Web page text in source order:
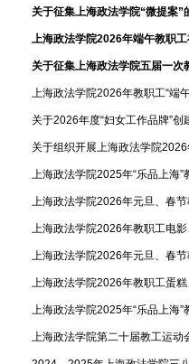
关于征集上海政法学院“微提案”
上海政法学院2026年端午教职
关于征集上海政法学院五届一次
上海政法学院2026年教职工“端
关于2026年度“妇女工作品牌”创
关于组织开展上海政法学院
上海政法学院2025年“乐品上海
上海政法学院2026年元旦、春
上海政法学院2026年教职工电
上海政法学院2026年元旦、春
上海政法学院2026年教职工蛋
上海政法学院2025年“乐品上海
上海政法学院第二十届教工运动